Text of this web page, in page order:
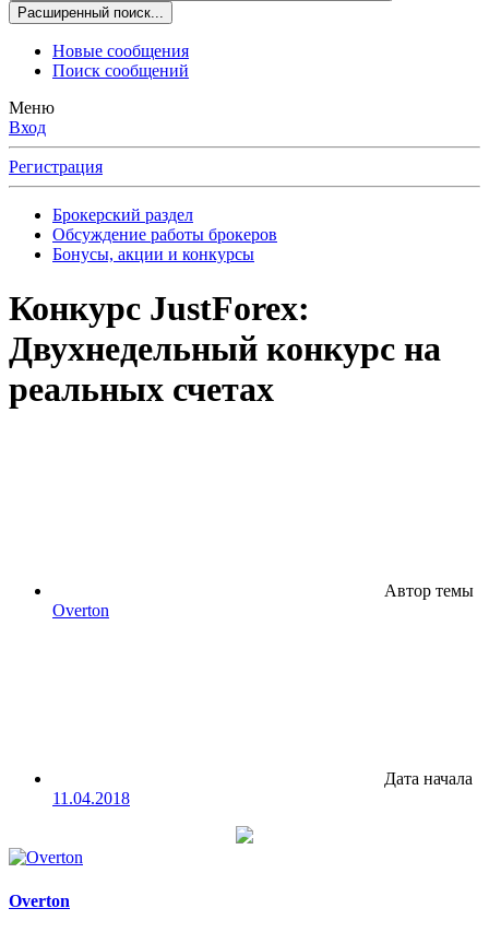
Расширенный поиск...
Новые сообщения
Поиск сообщений
Меню
Вход
Регистрация
Брокерский раздел
Обсуждение работы брокеров
Бонусы, акции и конкурсы
Конкурс JustForex:
Двухнедельный конкурс на
реальных счетах
Автор темы
Overton
Дата начала
11.04.2018
Overton